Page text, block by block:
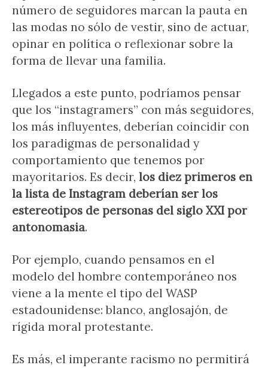
número de seguidores marcan la pauta en
las modas no sólo de vestir, sino de actuar,
opinar en política o reflexionar sobre la
forma de llevar una familia.
Llegados a este punto, podríamos pensar
que los “instagramers” con más seguidores,
los más influyentes, deberían coincidir con
los paradigmas de personalidad y
comportamiento que tenemos por
mayoritarios. Es decir, los diez primeros en
la lista de Instagram deberían ser los
estereotipos de personas del siglo XXI por
antonomasia.
Por ejemplo, cuando pensamos en el
modelo del hombre contemporáneo nos
viene a la mente el tipo del WASP
estadounidense: blanco, anglosajón, de
rígida moral protestante.
Es más, el imperante racismo no permitirá